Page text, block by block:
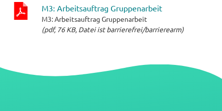
M3: Arbeitsauftrag Gruppenarbeit
M3: Arbeitsauftrag Gruppenarbeit
(pdf, 76 KB, Datei ist barrierefrei/barrierearm)